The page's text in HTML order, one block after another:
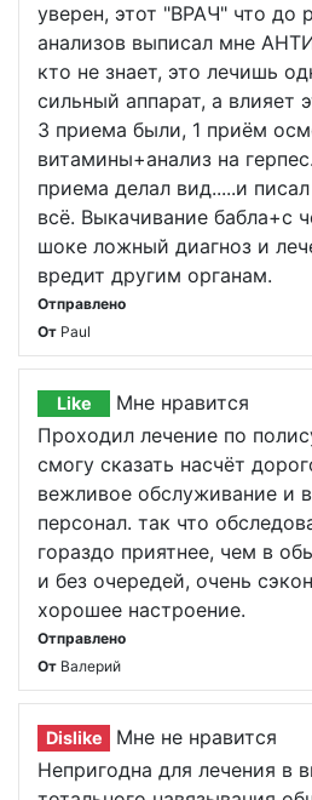
уверен, этот "ВРАЧ" что до
анализов выписал мне
кто не знает, это лечишь
сильный аппарат, а влияет
3 приема были, 1 приём
витамины+анализ на
приема делал вид.....и
всё. Выкачивание бабла+с
шоке ложный диагноз и
вредит другим органам.
Отправлено
От Paul
Like
Мне нравится
Проходил лечение по
смогу сказать насчёт
вежливое обслуживание и
персонал. так что
гораздо приятнее, чем в
и без очередей, очень
хорошее настроение.
Отправлено
От Валерий
Dislike
Мне не нравится
Непригодна для лечения в